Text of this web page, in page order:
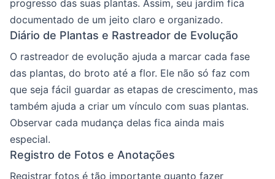
progresso das suas plantas. Assim, seu jardim fica
documentado de um jeito claro e organizado.
Diário de Plantas e Rastreador de Evolução
O rastreador de evolução ajuda a marcar cada fase
das plantas, do broto até a flor. Ele não só faz com
que seja fácil guardar as etapas de crescimento, mas
também ajuda a criar um vínculo com suas plantas.
Observar cada mudança delas fica ainda mais
especial.
Registro de Fotos e Anotações
Registrar fotos é tão importante quanto fazer